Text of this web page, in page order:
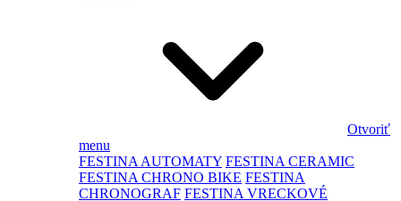
Otvoriť
menu
FESTINA AUTOMATY FESTINA CERAMIC
FESTINA CHRONO BIKE FESTINA
CHRONOGRAF FESTINA VRECKOVÉ